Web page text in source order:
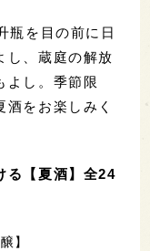
瓶を目の前に日
し、蔵庭の解放
よし。季節限
をお楽しみく
る【夏酒】全24
】